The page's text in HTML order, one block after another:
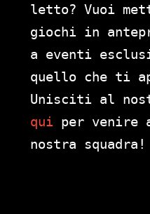
letto? Vuoi
giochi in
a eventi
quello che ti
Unisciti al
qui per venire
nostra squadra!